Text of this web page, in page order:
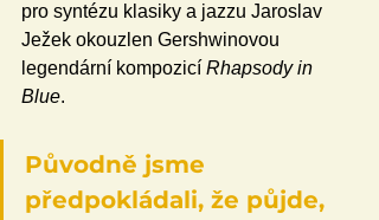
pro syntézu klasiky a jazzu Jaroslav
Ježek okouzlen Gershwinovou
legendární kompozicí Rhapsody in
Blue.
Původně jsme
předpokládali, že půjde,